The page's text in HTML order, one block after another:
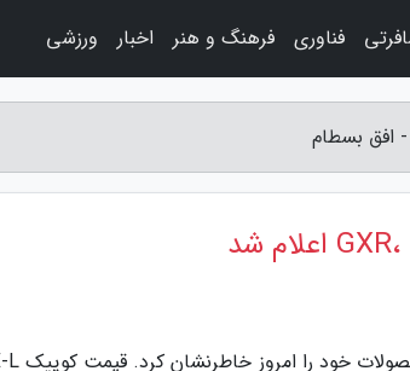
فناوری فرهنگ و هنر اخبار ورزشی